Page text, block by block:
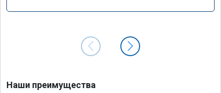
Наши преимущества